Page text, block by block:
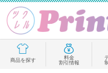
商品を探す 料金
割引情報